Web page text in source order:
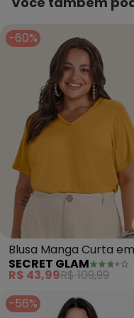
-60%
Blusa Manga Curta em
Viscotorcion (Amarelo)
SECRET GLAM
R$ 43,99R$ 109,99
-56%